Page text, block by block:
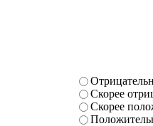
Скорее
Скорее